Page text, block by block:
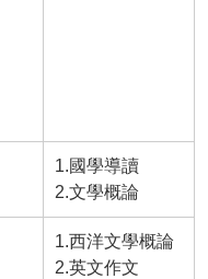
1.國學導讀
2.文學概論
1.西洋文學概論
2.英文作文